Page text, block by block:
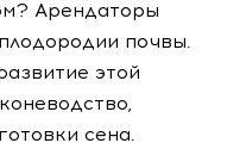
Арендаторы
почвы.
этой
сена.